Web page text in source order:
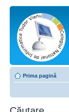
Prima pagină